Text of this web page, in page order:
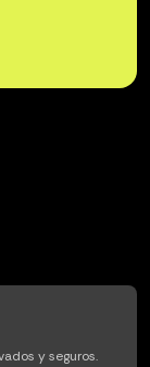
y seguros.